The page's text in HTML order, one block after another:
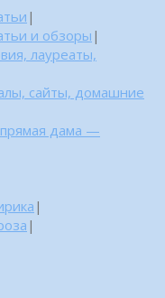
|
и обзоры |
лауреаты,
сайты, домашние
дама —
|
|